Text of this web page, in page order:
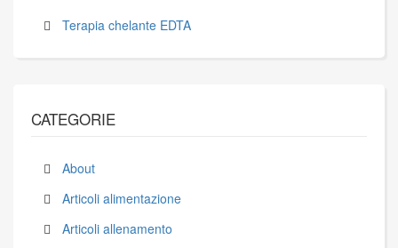
Terapia chelante EDTA
CATEGORIE
About
Articoli alimentazione
Articoli allenamento